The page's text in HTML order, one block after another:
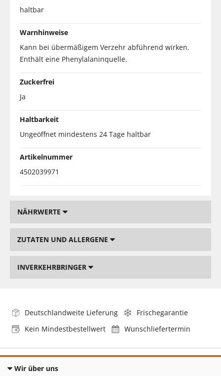
haltbar
Warnhinweise
Kann bei übermäßigem Verzehr abführend wirken.
Enthält eine Phenylalaninquelle.
Zuckerfrei
Ja
Haltbarkeit
Ungeöffnet mindestens 24 Tage haltbar
Artikelnummer
4502039971
NÄHRWERTE
ZUTATEN UND ALLERGENE
INVERKEHRBRINGER
Deutschlandweite Lieferung
Frischegarantie
Kein Mindestbestellwert
Wunschliefertermin
Wir über uns